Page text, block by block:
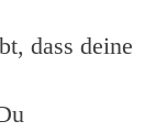
dass deine